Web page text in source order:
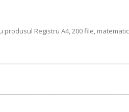
Registru A4, 200 file,